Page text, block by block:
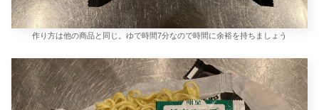
作り方は他の商品と同じ。ゆで時間7分なので時間に余裕を持ちましょう